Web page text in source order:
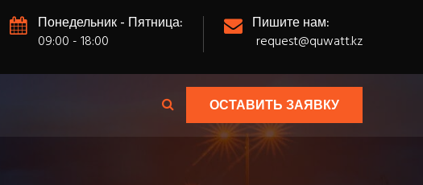
Понедельник - Пятница:
09:00 - 18:00
Пишите нам:
request@quwatt.kz
ОСТАВИТЬ ЗАЯВКУ